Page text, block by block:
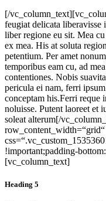
[/
feugiat delicata liberavisse
liber regione eu sit. Mea
ex mea. His at soluta
petentium. Per amet
temporibus eam cu, ad
contentiones. Nobis
pericula ei nam, ferri
conceptam his.Ferri reque
noluisse. Putent laoreet et
soleat alterum[/
row_content_width=“grid“
!important;padding-
[vc_column_text]
Heading 5